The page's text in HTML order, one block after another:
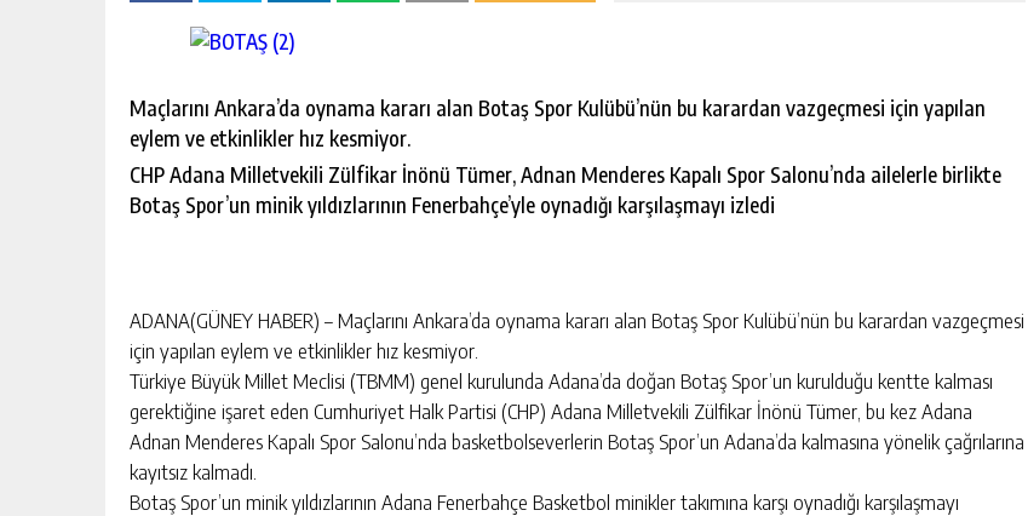
Maçlarını Ankara’da oynama kararı alan Botaş Spor Kulübü’nün bu karardan vazgeçmesi için yapılan
eylem ve etkinlikler hız kesmiyor.
CHP Adana Milletvekili Zülfikar İnönü Tümer, Adnan Menderes Kapalı Spor Salonu’nda ailelerle birlikte
Botaş Spor’un minik yıldızlarının Fenerbahçe’yle oynadığı karşılaşmayı izledi
ADANA(GÜNEY HABER) – Maçlarını Ankara’da oynama kararı alan Botaş Spor Kulübü’nün bu karardan vazgeçmesi
için yapılan eylem ve etkinlikler hız kesmiyor.
Türkiye Büyük Millet Meclisi (TBMM) genel kurulunda Adana’da doğan Botaş Spor’un kurulduğu kentte kalması
gerektiğine işaret eden Cumhuriyet Halk Partisi (CHP) Adana Milletvekili Zülfikar İnönü Tümer, bu kez Adana
Adnan Menderes Kapalı Spor Salonu’nda basketbolseverlerin Botaş Spor’un Adana’da kalmasına yönelik çağrılarına
kayıtsız kalmadı.
Botaş Spor’un minik yıldızlarının Adana Fenerbahçe Basketbol minikler takımına karşı oynadığı karşılaşmayı